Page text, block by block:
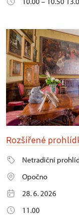
Rozšířené
Netradiční
Opočno
28. 6. 2026
11.00